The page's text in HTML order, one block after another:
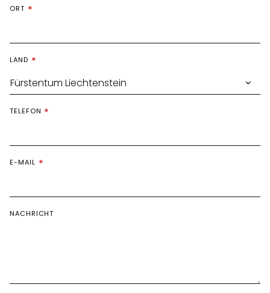
ORT
LAND
TELEFON
E-MAIL
NACHRICHT